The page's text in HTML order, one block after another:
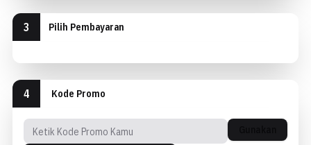
3 Pilih Pembayaran
4 Kode Promo